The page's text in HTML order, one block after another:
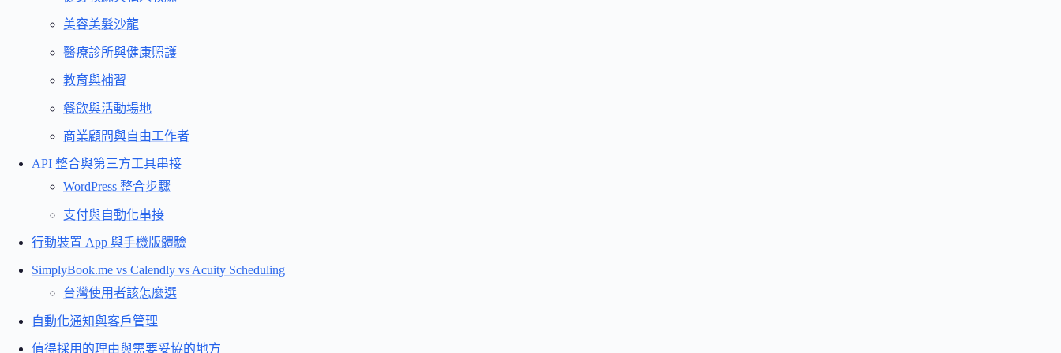
美容美髮沙龍
醫療診所與健康照護
教育與補習
餐飲與活動場地
商業顧問與自由工作者
API 整合與第三方工具串接
WordPress 整合步驟
支付與自動化串接
行動裝置 App 與手機版體驗
SimplyBook.me vs Calendly vs Acuity Scheduling
台灣使用者該怎麼選
自動化通知與客戶管理
值得採用的理由與需要妥協的地方